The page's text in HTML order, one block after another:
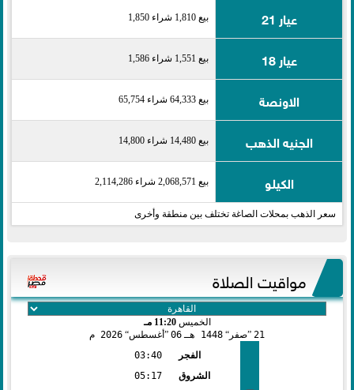
عيار 21 بيع 1,810 شراء 1,850
عيار 18 بيع 1,551 شراء 1,586
الاونصة بيع 64,333 شراء 65,754
الجنيه الذهب بيع 14,480 شراء 14,800
الكيلو بيع 2,068,571 شراء 2,114,286
سعر الذهب بمحلات الصاغة تختلف بين منطقة وأخرى
مواقيت الصلاة
الخميس11:20 مـ
21 صفر 1448 هـ 06 أغسطس 2026 م
الفجر
03:40
الشروق
05:17